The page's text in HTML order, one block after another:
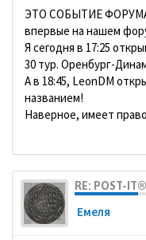
ЭТО СОБЫТИЕ
впервые на нашем
Я сегодня в 17:25
30 тур. Оренбург-
А в 18:45, LeonDM
названием!
Наверное, имеет
RE: POST-
Емеля